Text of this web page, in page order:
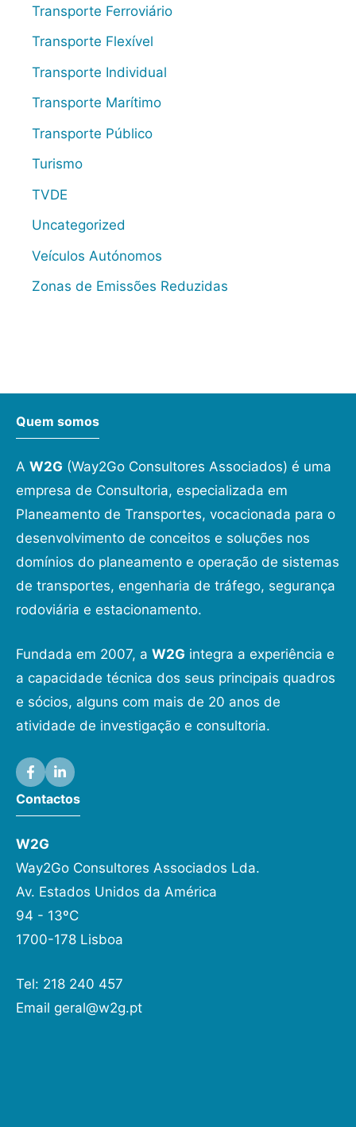
Transporte Ferroviário
Transporte Flexível
Transporte Individual
Transporte Marítimo
Transporte Público
Turismo
TVDE
Uncategorized
Veículos Autónomos
Zonas de Emissões Reduzidas
Quem somos
A W2G (Way2Go Consultores Associados) é uma
empresa de Consultoria, especializada em
Planeamento de Transportes, vocacionada para o
desenvolvimento de conceitos e soluções nos
domínios do planeamento e operação de sistemas
de transportes, engenharia de tráfego, segurança
rodoviária e estacionamento.
Fundada em 2007, a W2G integra a experiência e
a capacidade técnica dos seus principais quadros
e sócios, alguns com mais de 20 anos de
atividade de investigação e consultoria.
Contactos
W2G
Way2Go Consultores Associados Lda.
Av. Estados Unidos da América
94 - 13ºC
1700-178 Lisboa
Tel: 218 240 457
Email geral@w2g.pt